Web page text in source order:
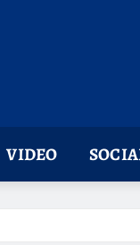
VIDEO